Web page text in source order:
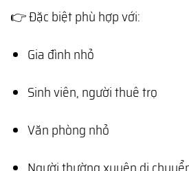
👉 Đặc biệt phù hợp với:
Gia đình nhỏ
Sinh viên, người thuê trọ
Văn phòng nhỏ